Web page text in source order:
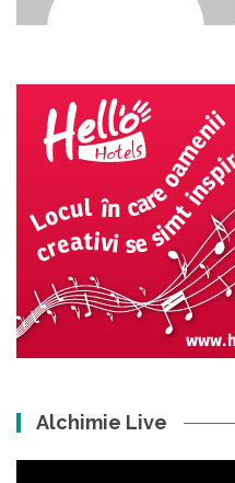
Alchimie Live